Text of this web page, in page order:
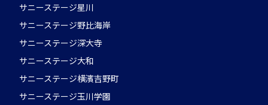
サニーステージ星川
サニーステージ野比海岸
サニーステージ深大寺
サニーステージ大和
サニーステージ横濱吉野町
サニーステージ玉川学園